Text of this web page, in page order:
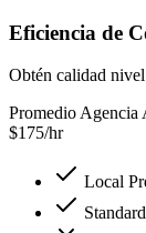
Eficiencia de
Obtén calidad
Promedio Agencia
$175/hr
Local